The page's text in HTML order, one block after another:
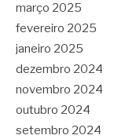
março 2025
fevereiro 2025
janeiro 2025
dezembro 2024
novembro 2024
outubro 2024
setembro 2024